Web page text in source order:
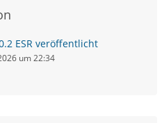
ESR veröffentlicht
um 22:34